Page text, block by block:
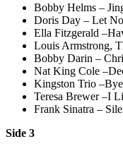
Bobby Helms –
Doris Day – Let
Ella Fitzgerald
Louis Armstrong,
Bobby Darin –
Nat King Cole
Kingston Trio
Teresa Brewer –I
Frank Sinatra –
Side 3